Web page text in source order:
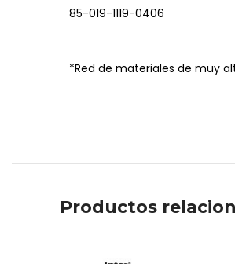
85-019-1119-0406
*Red de materiales de muy
Productos